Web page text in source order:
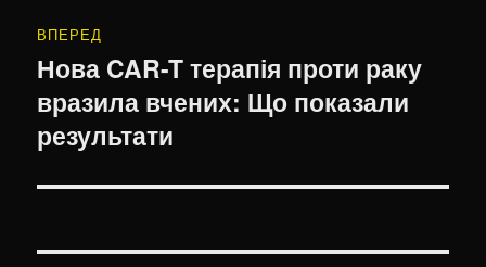
ВПЕРЕД
Наступний
запис:
Нова CAR-T терапія проти раку
вразила вчених: Що показали
результати